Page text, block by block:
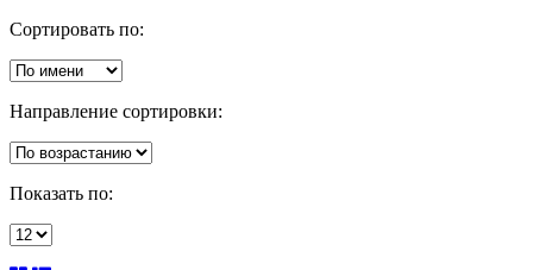
Сортировать по:
Направление сортировки:
Показать по: